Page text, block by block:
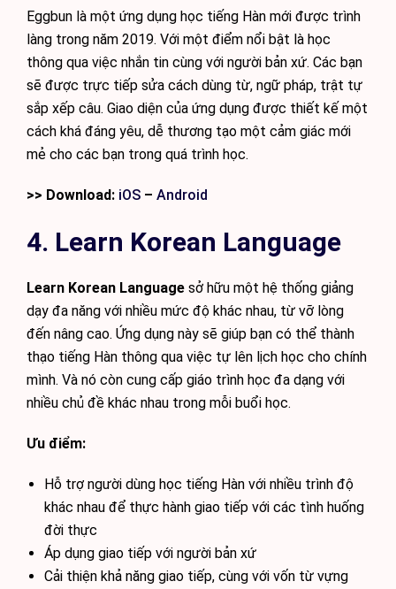
Eggbun là một ứng dụng học tiếng Hàn mới được trình
làng trong năm 2019. Với một điểm nổi bật là học
thông qua việc nhắn tin cùng với người bản xứ. Các bạn
sẽ được trực tiếp sửa cách dùng từ, ngữ pháp, trật tự
sắp xếp câu. Giao diện của ứng dụng được thiết kế một
cách khá đáng yêu, dễ thương tạo một cảm giác mới
mẻ cho các bạn trong quá trình học.
>> Download: iOS – Android
4. Learn Korean Language
Learn Korean Language sở hữu một hệ thống giảng
dạy đa năng với nhiều mức độ khác nhau, từ vỡ lòng
đến nâng cao. Ứng dụng này sẽ giúp bạn có thể thành
thạo tiếng Hàn thông qua việc tự lên lịch học cho chính
mình. Và nó còn cung cấp giáo trình học đa dạng với
nhiều chủ đề khác nhau trong mỗi buổi học.
Ưu điểm:
Hỗ trợ người dùng học tiếng Hàn với nhiều trình độ
khác nhau để thực hành giao tiếp với các tình huống
đời thực
Áp dụng giao tiếp với người bản xứ
Cải thiện khả năng giao tiếp, cùng với vốn từ vựng